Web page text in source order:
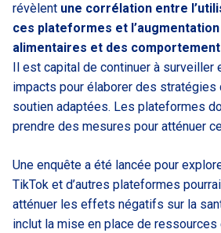
révèlent une corrélation entre
ces plateformes et
alimentaires et des
Il est capital de continuer à surveiller
impacts pour élaborer des stratégies
soutien adaptées. Les plateformes
prendre des mesures pour atténuer
Une enquête a été lancée pour
TikTok et d’autres plateformes
atténuer les effets négatifs sur la
inclut la mise en place de ressources